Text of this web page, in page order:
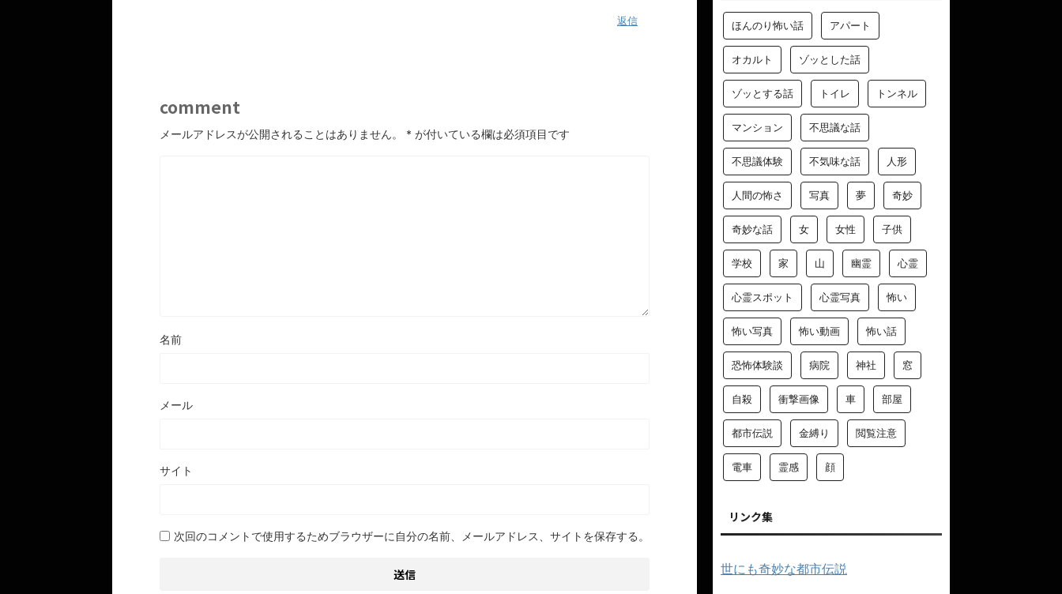
返信
comment
メールアドレスが公開されることはありません。 * が付いている欄は必須項目です
名前
メール
サイト
次回のコメントで使用するためブラウザーに自分の名前、メールアドレス、サイトを保存する。
ほんのり怖い話 アパート
オカルト ゾッとした話
ゾッとする話 トイレ トンネル
マンション 不思議な話
不思議体験 不気味な話 人形
人間の怖さ 写真 夢 奇妙
奇妙な話 女 女性 子供
学校 家 山 幽霊 心霊
心霊スポット 心霊写真 怖い
怖い写真 怖い動画 怖い話
恐怖体験談 病院 神社 窓
自殺 衝撃画像 車 部屋
都市伝説 金縛り 閲覧注意
電車 霊感 顔
リンク集
世にも奇妙な都市伝説